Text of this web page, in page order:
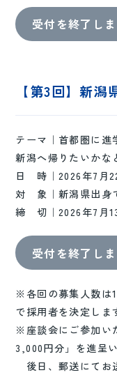
受付を終了し
【第3回】新
テーマ｜首都圏に
新潟へ帰りたいかな
日 時｜2026年7月
対 象｜新潟県出身
締 切｜2026年7月
受付を終了し
※各回の募集人数は
で採用者を決定しま
※座談会にご参加い
3,000円分」を進呈
後日、郵送にてお